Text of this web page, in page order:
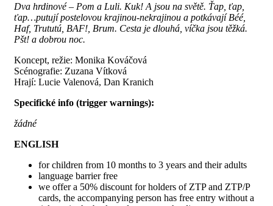
Dva hrdinové – Pom a Luli. Kuk! A jsou na světě. Ťap, ťap,
ťap…putují postelovou krajinou-nekrajinou a potkávají Béé,
Haf, Trututú, BAF!, Brum. Cesta je dlouhá, víčka jsou těžká.
Pšt! a dobrou noc.
Koncept, režie: Monika Kováčová
Scénografie: Zuzana Vítková
Hrají: Lucie Valenová, Dan Kranich
Specifické info (trigger warnings):
žádné
ENGLISH
for children from 10 months to 3 years and their adults
language barrier free
we offer a 50% discount for holders of ZTP and ZTP/P
cards, the accompanying person has free entry without a